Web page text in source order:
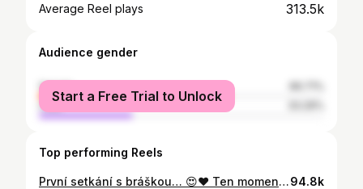
Average Reel plays 313.5k
Audience gender
female
male
Start a Free Trial to Unlock
Top performing Reels
První setkání s bráškou… 😍❤️ Ten moment se nedá popsat slovy. Kyliánkova reakce byla tak krásná, čistá, opravdová… Pořád se na to díváme dokola a stejně to pokaždé prožíváme znovu. Jak silné to bylo. V tu chvíli jsem věděli, že z něj bude ten nejlepší bráška na světě. ❤️94.8k